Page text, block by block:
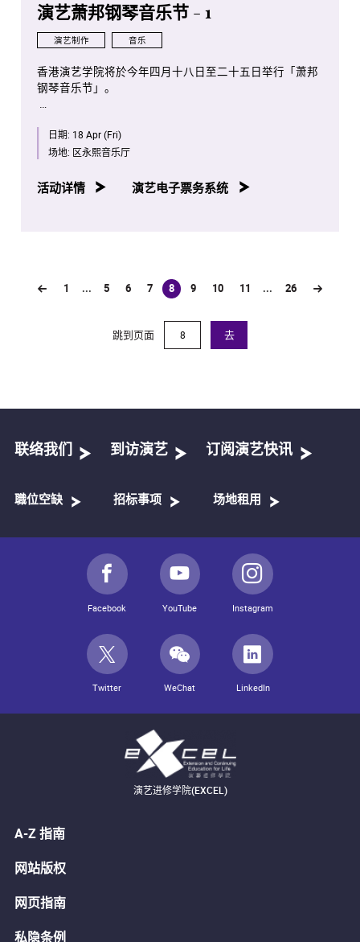
演艺萧邦钢琴音乐节 - 1
演艺制作 音乐
香港演艺学院将於今年四月十八日至二十五日举行「萧邦
钢琴音乐节」。
品编号年序，并由演艺学院钢琴系老师、学生及校友携手
演出。
八场音乐会亦将於香港电台第四台容后播放。
日期: 18 Apr (Fri)
场地: 区永熙音乐厅
活动详情 演艺电子票务系统
1 ... 5 6 7 8
(current)
9 10 11 ... 26
跳到页面 去
联络我们 到访演艺 订阅演艺快讯
職位空缺 招标事项 场地租用
Facebook YouTube Instagram
Twitter WeChat LinkedIn
演艺进修学院(EXCEL)
A-Z 指南
网站版权
网页指南
私隐条例